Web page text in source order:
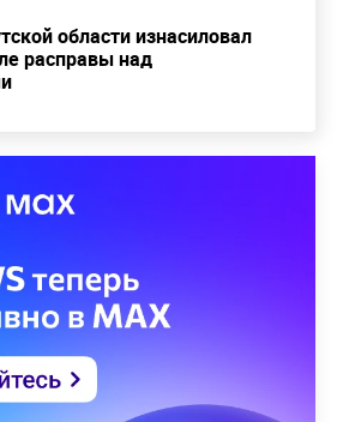
области изнасиловал
расправы над